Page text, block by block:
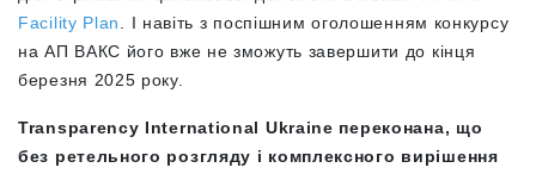
Facility Plan. І навіть з поспішним оголошенням конкурсу
на АП ВАКС його вже не зможуть завершити до кінця
березня 2025 року.
Transparency International Ukraine переконана, що
без ретельного розгляду і комплексного вирішення